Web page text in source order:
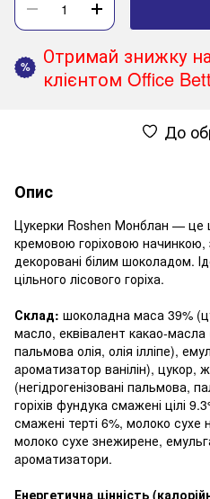
%
Отримай знижку
клієнтом Office
До
Опис
Цукерки Roshen Монблан — це
кремовою горіховою
декоровані білим шоколадом.
цільного лісового горіха.
Склад: шоколадна маса 39%
масло, еквівалент какао-масла
пальмова олія, олія ілліпе),
apоматизатор ванілін), цукор,
(негідрогенізовані пальмова,
горіхів фундука смажені цілі
смажені терті 6%, молоко
молоко сухе знежирене,
apоматизатори.
Енергетична цінність